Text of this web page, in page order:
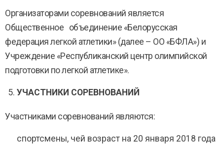
Организаторами соревнований является
Общественное объединение «Белорусская
федерация легкой атлетики» (далее – ОО «БФЛА») и
Учреждение «Республиканский центр олимпийской
подготовки по легкой атлетике».
УЧАСТНИКИ СОРЕВНОВАНИЙ
Участниками соревнований являются:
спортсмены, чей возраст на 20 января 2018 года